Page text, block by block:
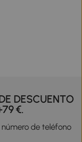
DESCUENTO
€.
de teléfono